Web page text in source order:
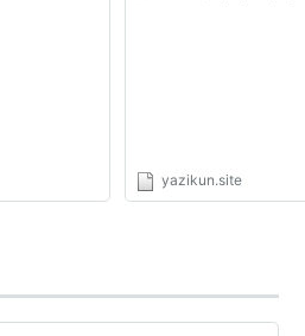
yazikun.site